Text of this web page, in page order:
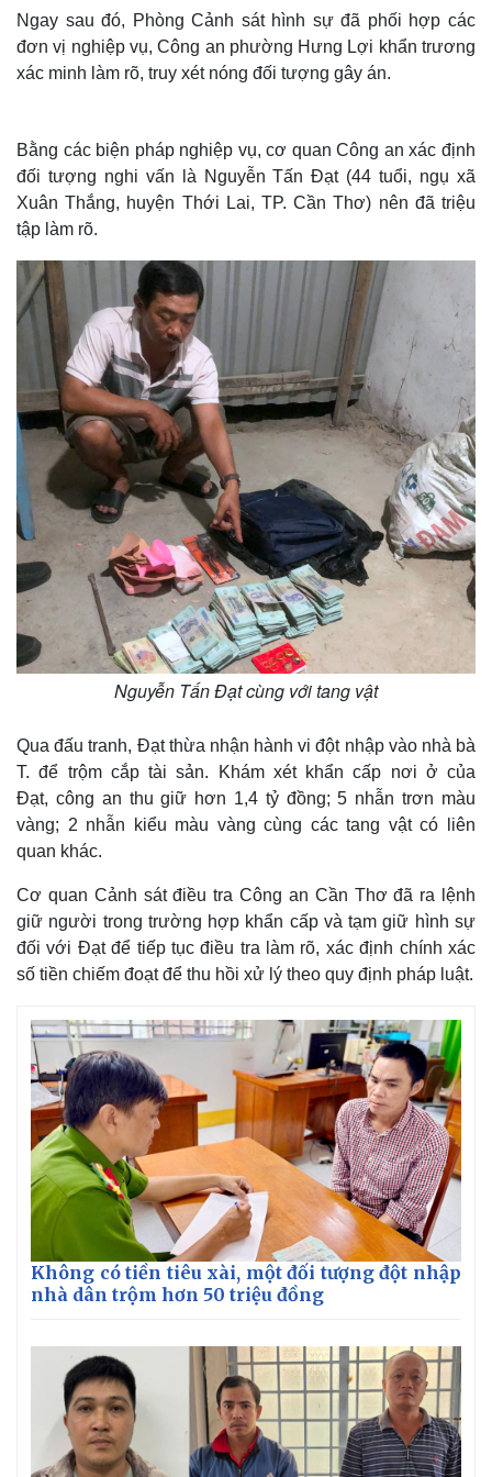
Thế giới
Quan sát
Multimedia
Video
E-Magazine
Ngay sau đó, Phòng Cảnh sát hình sự đã phối hợp các
đơn vị nghiệp vụ, Công an phường Hưng Lợi khẩn trương
xác minh làm rõ, truy xét nóng đối tượng gây án.
Bằng các biện pháp nghiệp vụ, cơ quan Công an xác định
đối tượng nghi vấn là Nguyễn Tấn Đạt (44 tuổi, ngụ xã
Xuân Thắng, huyện Thới Lai, TP. Cần Thơ) nên đã triệu
tập làm rõ.
Nguyễn Tấn Đạt cùng với tang vật
Qua đấu tranh, Đạt thừa nhận hành vi đột nhập vào nhà bà
T. để trộm cắp tài sản. Khám xét khẩn cấp nơi ở của
Đạt, công an thu giữ hơn 1,4 tỷ đồng; 5 nhẫn trơn màu
vàng; 2 nhẫn kiểu màu vàng cùng các tang vật có liên
quan khác.
Cơ quan Cảnh sát điều tra Công an Cần Thơ đã ra lệnh
giữ người trong trường hợp khẩn cấp và tạm giữ hình sự
đối với Đạt để tiếp tục điều tra làm rõ, xác định chính xác
số tiền chiếm đoạt để thu hồi xử lý theo quy định pháp luật.
Không có tiền tiêu xài, một đối tượng đột nhập
nhà dân trộm hơn 50 triệu đồng